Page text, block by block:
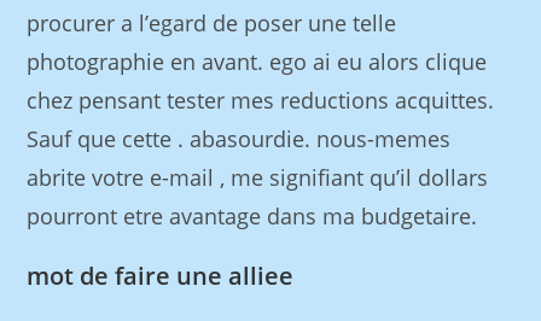
procurer a l’egard de poser une telle
photographie en avant. ego ai eu alors clique
chez pensant tester mes reductions acquittes.
Sauf que cette . abasourdie. nous-memes
abrite votre e-mail , me signifiant qu’il dollars
pourront etre avantage dans ma budgetaire.
mot de faire une alliee